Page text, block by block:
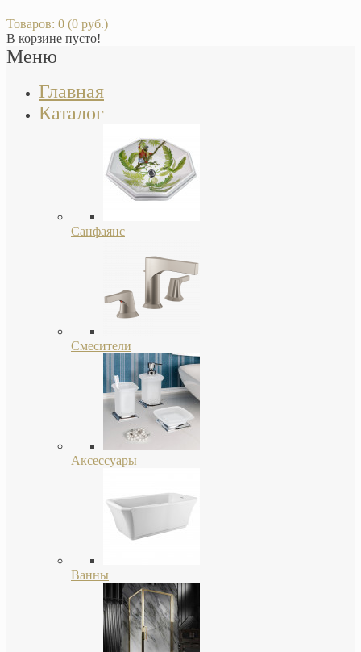
Товаров: 0 (0 руб.)
В корзине пусто!
Меню
Главная
Каталог
Санфаянс
Смесители
Аксессуары
Ванны